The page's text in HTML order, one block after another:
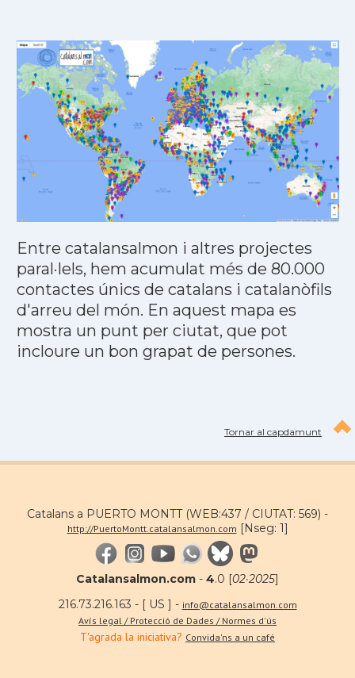
Entre catalansalmon i altres projectes
paral·lels, hem acumulat més de 80.000
contactes únics de catalans i catalanòfils
d'arreu del món. En aquest mapa es
mostra un punt per ciutat, que pot
incloure un bon grapat de persones.
Tornar al capdamunt
Catalans a PUERTO MONTT (WEB:437 / CIUTAT: 569) -
http://PuertoMontt.catalansalmon.com [Nseg: 1]
Catalansalmon.com - 4.0 [02·2025]
216.73.216.163 - [ US ] - info@catalansalmon.com
Avís legal / Protecció de Dades / Normes d'ús
T'agrada la iniciativa? Convida'ns a un café